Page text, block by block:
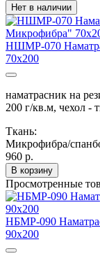
Нет в наличии
НШМР-070
70х200
наматрасник на
200 г/кв.м, чехол -
Ткань:
Микрофибра/
960 р.
В корзину
Просмотренные
НБМР-090
90х200